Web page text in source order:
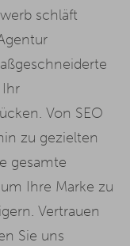
schläft
Von SEO
zu gezielten
gesamte
Ihre Marke zu
Vertrauen
Sie uns